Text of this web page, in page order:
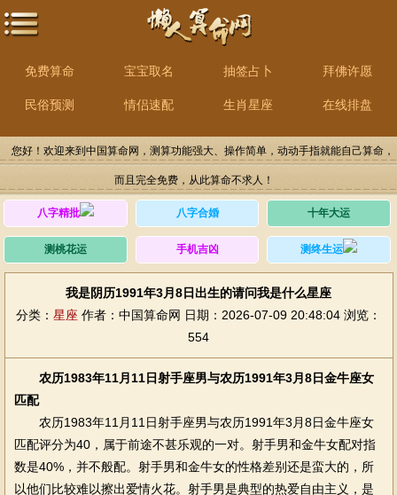
免费算命 宝宝取名 抽签占卜 拜佛许愿
民俗预测 情侣速配 生肖星座 在线排盘
您好！欢迎来到中国算命网，测算功能强大、操作简单，动动手指就能自己算命，
而且完全免费，从此算命不求人！
八字精批 八字合婚 十年大运
测桃花运 手机吉凶 测终生运
我是阴历1991年3月8日出生的请问我是什么星座
分类： 星座 作者：中国算命网 日期：2026-07-09 20:48:04 浏览：
554
农历1983年11月11日射手座男与农历1991年3月8日金牛座女
匹配
农历1983年11月11日射手座男与农历1991年3月8日金牛座女
匹配评分为40，属于前途不甚乐观的一对。射手男和金牛女配对指
数是40%，并不般配。射手男和金牛女的性格差别还是蛮大的，所
以他们比较难以擦出爱情火花。射手男是典型的热爱自由主义，是